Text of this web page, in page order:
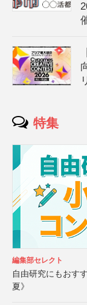
特集
編集部セレクト
自由研究にもおす
夏》